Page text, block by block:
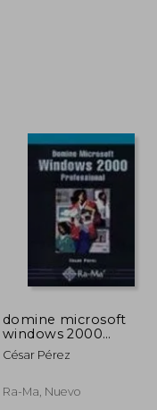
domine microsoft
windows 2000
professional.
César Pérez
Ra-Ma, Nuevo